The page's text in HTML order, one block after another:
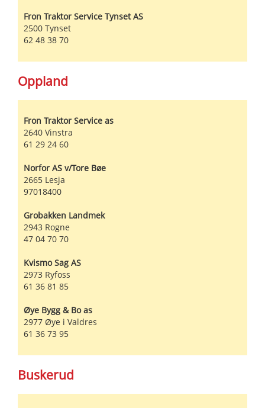
Fron Traktor Service Tynset AS
2500 Tynset
62 48 38 70
Oppland
Fron Traktor Service as
2640 Vinstra
61 29 24 60
Norfor AS v/Tore Bøe
2665 Lesja
97018400
Grobakken Landmek
2943 Rogne
47 04 70 70
Kvismo Sag AS
2973 Ryfoss
61 36 81 85
Øye Bygg & Bo as
2977 Øye i Valdres
61 36 73 95
Buskerud